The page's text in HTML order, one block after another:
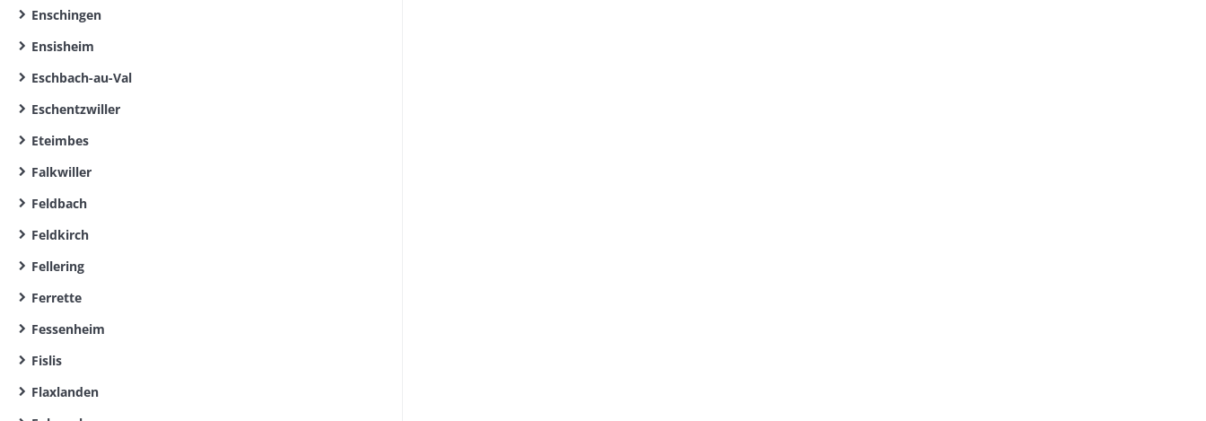
Enschingen
Ensisheim
Eschbach-au-Val
Eschentzwiller
Eteimbes
Falkwiller
Feldbach
Feldkirch
Fellering
Ferrette
Fessenheim
Fislis
Flaxlanden